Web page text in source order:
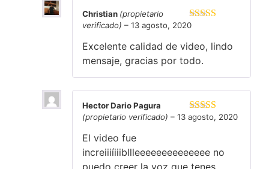
Valorado en
Christian (propietario
verificado) – 13 agosto, 2020
Excelente calidad de video, lindo
mensaje, gracias por todo.
Valorado en
Hector Dario Pagura
(propietario verificado) – 13 agosto, 2020
El video fue
increiiiíiiibllleeeeeeeeeeeeee no